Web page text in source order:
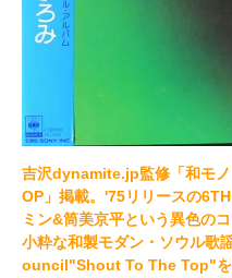
吉沢dynamite.jp監修「和モ
OP」掲載。'75リリースの
ミン&筒美京平という異色の
小粋な和製モダン・ソウル
ouncil"Shout To The Top"を